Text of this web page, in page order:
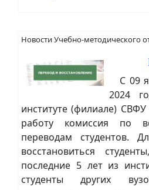
Новости Учебно-методического
С 09
2024
институте (филиале)
работу комиссия по
переводам студентов.
восстановиться
последние 5 лет из
студенты других